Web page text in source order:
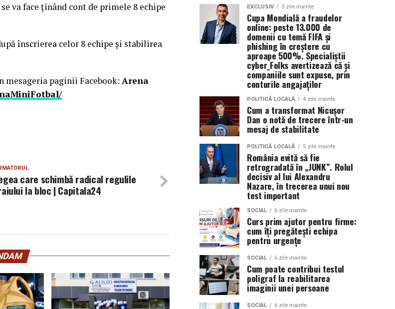
va face ţinând cont de primele 8 echipe
înscrierea celor 8 echipe şi stabilirea
mesageria paginii Facebook: Arena
care schimbă radical regulile
la bloc | Capitala24
EXCLUSIV 3 zile inainte
Cupa Mondială a fraudelor
online: peste 13.000 de
domenii cu temă FIFA și
phishing în creștere cu
aproape 500%. Specialiștii
cyber_Folks avertizează că și
companiile sunt expuse, prin
conturile angajaților
POLITICĂ LOCALĂ 4 zile inainte
Cum a transformat Nicușor
Dan o notă de trecere într-un
mesaj de stabilitate
POLITICĂ LOCALĂ 5 zile inainte
România evită să fie
retrogradată în „JUNK”. Rolul
decisiv al lui Alexandru
Nazare, în trecerea unui nou
test important
SOCIAL 6 zile inainte
Curs prim ajutor pentru firme:
cum îți pregătești echipa
pentru urgențe
SOCIAL 6 zile inainte
Cum poate contribui testul
poligraf la reabilitarea
imaginii unei persoane
SOCIAL 6 zile inainte